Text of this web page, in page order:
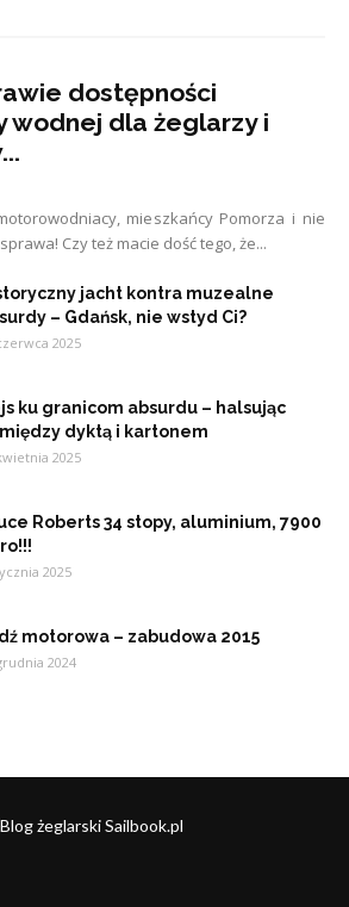
dostępności
wodnej dla żeglarzy i
mieszkańcy Pomorza i nie
Czy też macie dość tego, że...
jacht kontra muzealne
– Gdańsk, nie wstyd Ci?
2025
ku granicom absurdu – halsując
dyktą i kartonem
2025
Roberts 34 stopy, aluminium, 7900
2025
motorowa – zabudowa 2015
2024